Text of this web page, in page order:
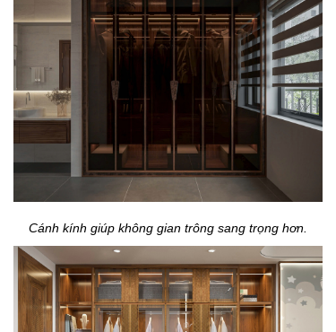
Cánh kính giúp không gian trông sang trọng hơn.